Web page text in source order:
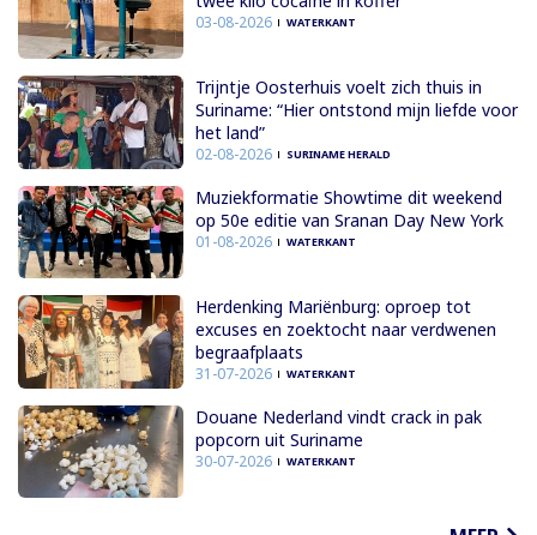
03-08-2026 WATERKANT
Trijntje Oosterhuis voelt zich thuis in
Suriname: “Hier ontstond mijn liefde voor
het land”
02-08-2026 SURINAME HERALD
Muziekformatie Showtime dit weekend
op 50e editie van Sranan Day New York
01-08-2026 WATERKANT
Herdenking Mariënburg: oproep tot
excuses en zoektocht naar verdwenen
begraafplaats
31-07-2026 WATERKANT
Douane Nederland vindt crack in pak
popcorn uit Suriname
30-07-2026 WATERKANT